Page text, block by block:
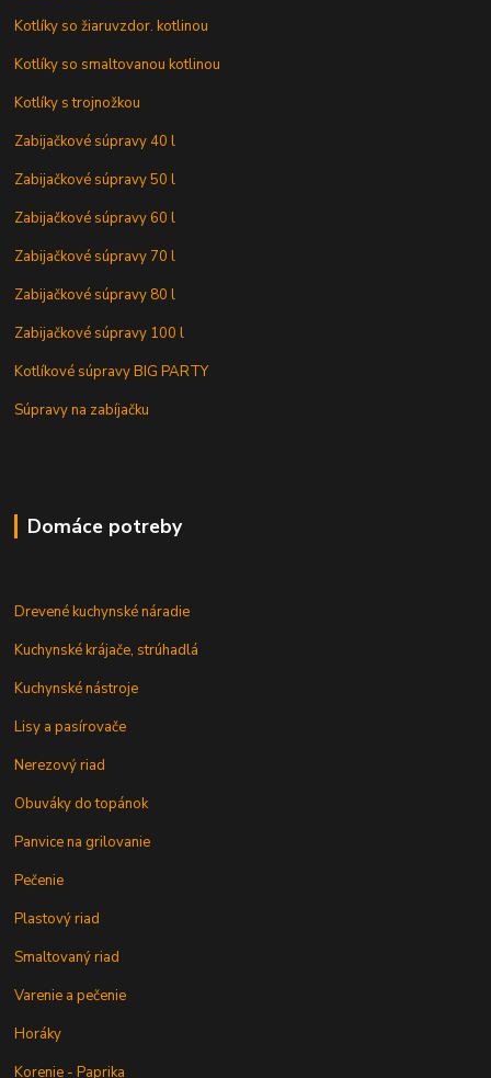
Kotlíky so žiaruvzdor. kotlinou
Kotlíky so smaltovanou kotlinou
Kotlíky s trojnožkou
Zabijačkové súpravy 40 l
Zabijačkové súpravy 50 l
Zabijačkové súpravy 60 l
Zabijačkové súpravy 70 l
Zabijačkové súpravy 80 l
Zabijačkové súpravy 100 l
Kotlíkové súpravy BIG PARTY
Súpravy na zabíjačku
Domáce potreby
Drevené kuchynské náradie
Kuchynské krájače, strúhadlá
Kuchynské nástroje
Lisy a pasírovače
Nerezový riad
Obuváky do topánok
Panvice na grilovanie
Pečenie
Plastový riad
Smaltovaný riad
Varenie a pečenie
Horáky
Korenie - Paprika